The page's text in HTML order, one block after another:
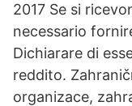
2017 Se si
necessario
Dichiarare di
reddito.
organizace,